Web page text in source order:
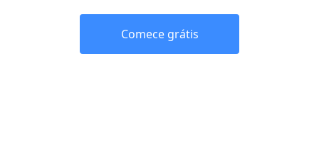
Comece grátis